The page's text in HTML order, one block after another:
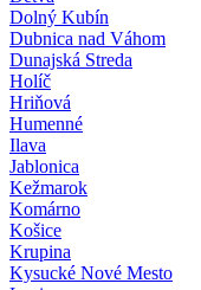
Dolný Kubín
Dubnica nad Váhom
Dunajská Streda
Holíč
Hriňová
Humenné
Ilava
Jablonica
Kežmarok
Komárno
Košice
Krupina
Kysucké Nové Mesto